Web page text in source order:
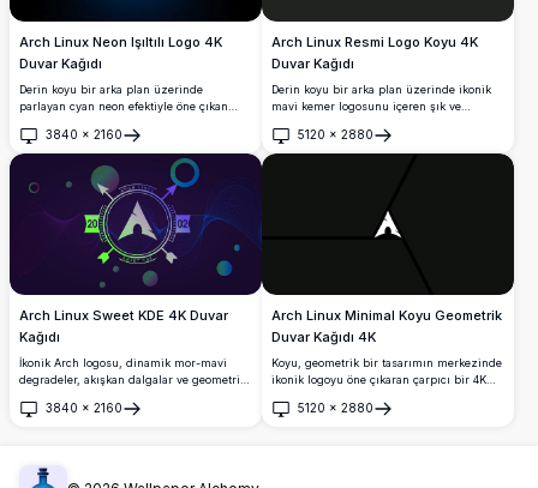
Arch Linux Neon Işıltılı Logo 4K
Duvar Kağıdı
Derin koyu bir arka plan üzerinde
parlayan cyan neon efektiyle öne çıkan
Linux logo duvar kağıdı. Şık siber punk
ilhamlı estetiğiyle masaüstü
özelleştirmesi için mükemmel.
3840 × 2160
Aç
Arch Linux Resmi Logo Koyu 4K
Duvar Kağıdı
Derin koyu bir arka plan üzerinde ikonik
mavi kemer logosunu içeren şık ve
Temiz ve profesyonel bir 4K masaüstü
estetiği arayan geliştiriciler ve Linux
5120 × 2880
Aç
Arch Linux Sweet KDE 4K Duvar
Kağıdı
İkonik Arch logosu, dinamik mor-mavi
degradeler, akışkan dalgalar ve geometrik
Linux Sweet KDE duvar kağıdı. Modern
çözünürlüklü masaüstü arkaplanı.
3840 × 2160
Aç
Arch Linux Minimal Koyu Geometrik
Duvar Kağıdı 4K
Koyu, geometrik bir tasarımın merkezinde
ikonik logoyu öne çıkaran çarpıcı bir 4K
çözünürlüklü minimalist sanat eseri, şık
5120 × 2880
Aç